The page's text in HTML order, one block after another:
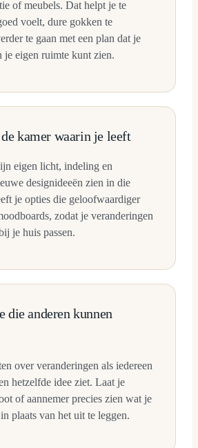
of meubels. Dat helpt je te
voelt, dure gokken te
te gaan met een plan dat je
eigen ruimte kunt zien.
kamer waarin je leeft
eigen licht, indeling en
designideeën zien in die
je opties die geloofwaardiger
zodat je veranderingen
je huis passen.
die anderen kunnen
over veranderingen als iedereen
hetzelfde idee ziet. Laat je
of aannemer precies zien wat je
plaats van het uit te leggen.